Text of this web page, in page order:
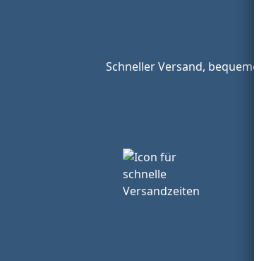
Schneller Versand,